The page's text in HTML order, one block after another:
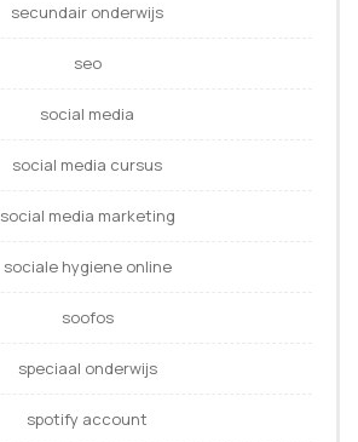
secundair onderwijs
seo
social media
social media cursus
social media marketing
sociale hygiene online
soofos
speciaal onderwijs
spotify account